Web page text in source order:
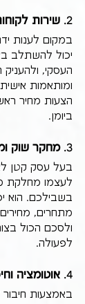
2. שירות
יכול להשתלב
העסקי, ולהעניק
ומותאמות
הצעות מחיר
ביומן.
3. מחקר שוק
בעל עסק קטן
בשבילכם. הוא
מתחרים,
ולסכם הכול
לפעולה.
4. אוטומציה